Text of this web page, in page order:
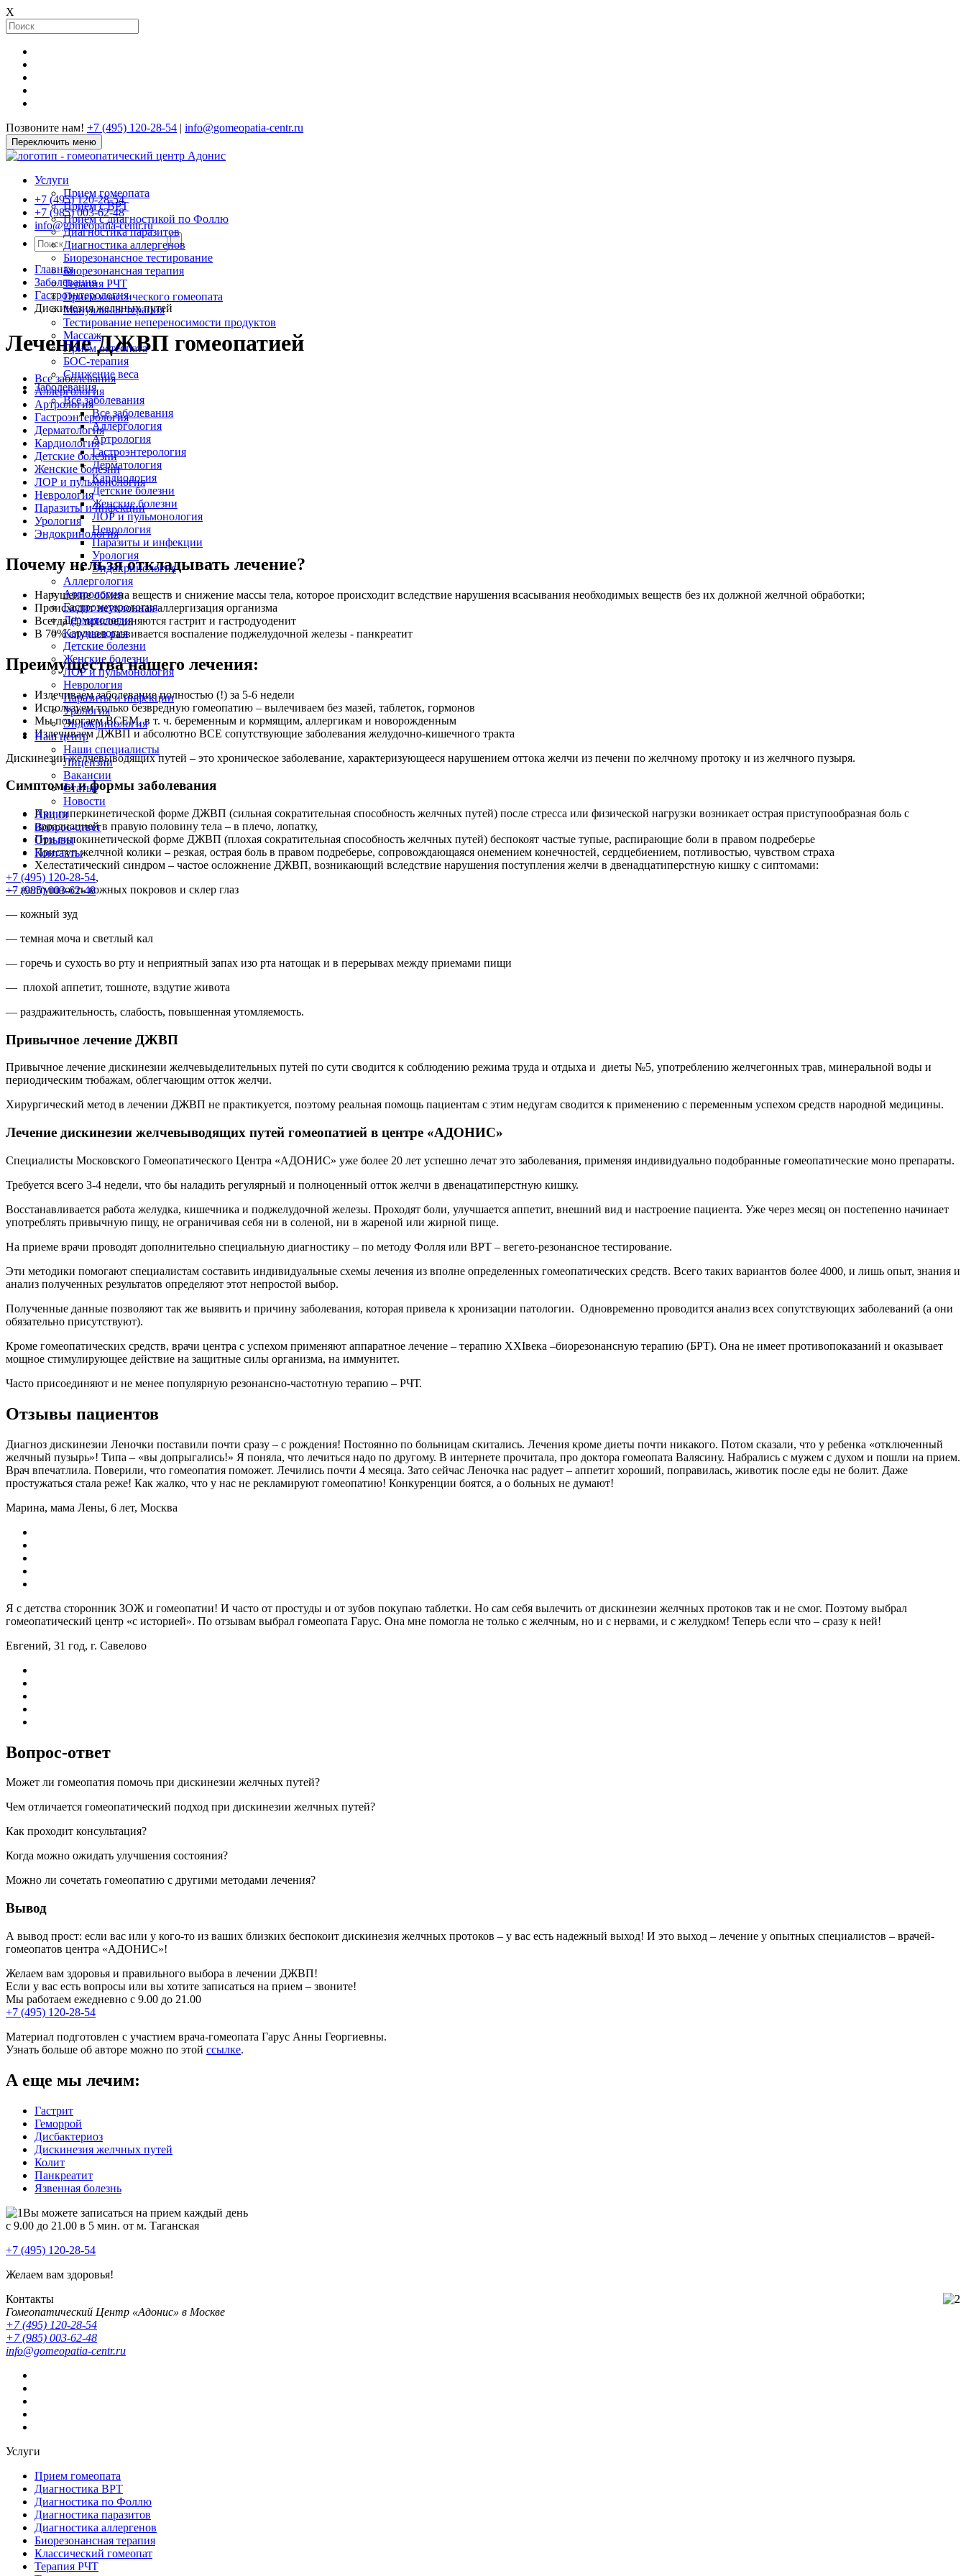
X
Позвоните нам! +7 (495) 120-28-54 | info@gomeopatia-centr.ru
Переключить меню
Услуги
Прием гомеопата
Прием с ВРТ
Прием с диагностикой по Фоллю
Диагностика паразитов
Диагностика аллергенов
Биорезонансное тестирование
Биорезонансная терапия
Терапия РЧТ
Прием классического гомеопата
Мануальная терапия
Тестирование непереносимости продуктов
Массаж
Прием остеопата
БОС-терапия
Снижение веса
Заболевания
Все заболевания
Все заболевания
Аллергология
Артрология
Гастроэнтерология
Дерматология
Кардиология
Детские болезни
Женские болезни
ЛОР и пульмонология
Неврология
Паразиты и инфекции
Урология
Эндокринология
Аллергология
Артрология
Гастроэнтерология
Дерматология
Кардиология
Детские болезни
Женские болезни
ЛОР и пульмонология
Неврология
Паразиты и инфекции
Урология
Эндокринология
Наш центр
Наши специалисты
Лицензии
Вакансии
Статьи
Новости
Акции
Вопрос-ответ
Отзывы
Контакты
+7 (495) 120-28-54,
+7 (985) 003-62-48
+7 (495) 120-28-54
+7 (985) 003-62-48
info@gomeopatia-centr.ru
Главная
Заболевания
Гастроэнтерология
Дискинезия желчных путей
Лечение ДЖВП гомеопатией
Все заболевания
Аллергология
Артрология
Гастроэнтерология
Дерматология
Кардиология
Детские болезни
Женские болезни
ЛОР и пульмонология
Неврология
Паразиты и инфекции
Урология
Эндокринология
Почему нельзя откладывать лечение?
Нарушение обмена веществ и снижение массы тела, которое происходит вследствие нарушения всасывания необходимых веществ без их должной желчной обработки;
Происходит неуклонная аллергизация организма
Всегда (!) присоединяются гастрит и гастродуоденит
В 70% случаев развивается воспаление поджелудочной железы - панкреатит
Преимущества нашего лечения:
Излечиваем заболевание полностью (!) за 5-6 недели
Используем только безвредную гомеопатию – вылечиваем без мазей, таблеток, гормонов
Мы помогаем ВСЕМ, в т. ч. беременным и кормящим, аллергикам и новорожденным
Излечиваем ДЖВП и абсолютно ВСЕ сопутствующие заболевания желудочно-кишечного тракта
Дискинезии желчевыводящих путей – это хроническое заболевание, характеризующееся нарушением оттока желчи из печени по желчному протоку и из желчного пузыря.
Симптомы и формы заболевания
При гиперкинетической форме ДЖВП (сильная сократительная способность желчных путей) после стресса или физической нагрузки возникает острая приступообразная боль с
иррадиацией в правую половину тела – в плечо, лопатку,
При гипокинетической форме ДЖВП (плохая сократительная способность желчных путей) беспокоят частые тупые, распирающие боли в правом подреберье
Приступ желчной колики – резкая, острая боль в правом подреберье, сопровождающаяся онемением конечностей, сердцебиением, потливостью, чувством страха
Хелестатический синдром – частое осложнение ДЖВП, возникающий вследствие нарушения поступления желчи в двенадцатиперстную кишку с сиптомами:
— желтушность кожных покровов и склер глаз
— кожный зуд
— темная моча и светлый кал
— горечь и сухость во рту и неприятный запах изо рта натощак и в перерывах между приемами пищи
— плохой аппетит, тошноте, вздутие живота
— раздражительность, слабость, повышенная утомляемость.
Привычное лечение ДЖВП
Привычное лечение дискинезии желчевыделительных путей по сути сводится к соблюдению режима труда и отдыха и диеты №5, употреблению желчегонных трав, минеральной воды и
периодическим тюбажам, облегчающим отток желчи.
Хирургический метод в лечении ДЖВП не практикуется, поэтому реальная помощь пациентам с этим недугам сводится к применению с переменным успехом средств народной медицины.
Лечение дискинезии желчевыводящих путей гомеопатией в центре «АДОНИС»
Специалисты Московского Гомеопатического Центра «АДОНИС» уже более 20 лет успешно лечат это заболевания, применяя индивидуально подобранные гомеопатические моно препараты.
Требуется всего 3-4 недели, что бы наладить регулярный и полноценный отток желчи в двенацатиперстную кишку.
Восстанавливается работа желудка, кишечника и поджелудочной железы. Проходят боли, улучшается аппетит, внешний вид и настроение пациента. Уже через месяц он постепенно начинает
употреблять привычную пищу, не ограничивая себя ни в соленой, ни в жареной или жирной пище.
На приеме врачи проводят дополнительно специальную диагностику – по методу Фолля или ВРТ – вегето-резонансное тестирование.
Эти методики помогают специалистам составить индивидуальные схемы лечения из вполне определенных гомеопатических средств. Всего таких вариантов более 4000, и лишь опыт, знания и
анализ полученных результатов определяют этот непростой выбор.
Полученные данные позволяют так же выявить и причину заболевания, которая привела к хронизации патологии. Одновременно проводится анализ всех сопутствующих заболеваний (а они
обязательно присутствуют).
Кроме гомеопатических средств, врачи центра с успехом применяют аппаратное лечение – терапию XXIвека –биорезонансную терапию (БРТ). Она не имеет противопоказаний и оказывает
мощное стимулирующее действие на защитные силы организма, на иммунитет.
Часто присоединяют и не менее популярную резонансно-частотную терапию – РЧТ.
Отзывы пациентов
Диагноз дискинезии Леночки поставили почти сразу – с рождения! Постоянно по больницам скитались. Лечения кроме диеты почти никакого. Потом сказали, что у ребенка «отключенный
желчный пузырь»! Типа – «вы допрыгались!» Я поняла, что лечиться надо по другому. В интернете прочитала, про доктора гомеопата Валясину. Набрались с мужем с духом и пошли на прием.
Врач впечатлила. Поверили, что гомеопатия поможет. Лечились почти 4 месяца. Зато сейчас Леночка нас радует – аппетит хороший, поправилась, животик после еды не болит. Даже
простужаться стала реже! Как жалко, что у нас не рекламируют гомеопатию! Конкуренции боятся, а о больных не думают!
Марина, мама Лены, 6 лет, Москва
Я с детства сторонник ЗОЖ и гомеопатии! И часто от простуды и от зубов покупаю таблетки. Но сам себя вылечить от дискинезии желчных протоков так и не смог. Поэтому выбрал
гомеопатический центр «с историей». По отзывам выбрал гомеопата Гарус. Она мне помогла не только с желчным, но и с нервами, и с желудком! Теперь если что – сразу к ней!
Евгений, 31 год, г. Савелово
Вопрос-ответ
Может ли гомеопатия помочь при дискинезии желчных путей?
Чем отличается гомеопатический подход при дискинезии желчных путей?
Как проходит консультация?
Когда можно ожидать улучшения состояния?
Можно ли сочетать гомеопатию с другими методами лечения?
Вывод
А вывод прост: если вас или у кого-то из ваших близких беспокоит дискинезия желчных протоков – у вас есть надежный выход! И это выход – лечение у опытных специалистов – врачей-
гомеопатов центра «АДОНИС»!
Желаем вам здоровья и правильного выбора в лечении ДЖВП!
Если у вас есть вопросы или вы хотите записаться на прием – звоните!
Мы работаем ежедневно с 9.00 до 21.00
+7 (495) 120-28-54
Материал подготовлен с участием врача-гомеопата Гарус Анны Георгиевны.
Узнать больше об авторе можно по этой ссылке.
А еще мы лечим:
Гастрит
Геморрой
Дисбактериоз
Дискинезия желчных путей
Колит
Панкреатит
Язвенная болезнь
Вы можете записаться на прием каждый день
с 9.00 до 21.00 в 5 мин. от м. Таганская
+7 (495) 120-28-54
Желаем вам здоровья!
Контакты
Гомеопатический Центр «Адонис» в Москве
+7 (495) 120-28-54
+7 (985) 003-62-48
info@gomeopatia-centr.ru
Услуги
Прием гомеопата
Диагностика ВРТ
Диагностика по Фоллю
Диагностика паразитов
Диагностика аллергенов
Биорезонансная терапия
Классический гомеопат
Терапия РЧТ